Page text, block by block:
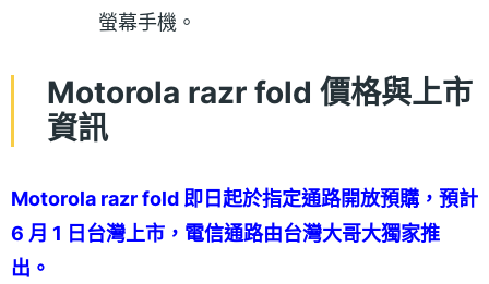
螢幕手機。
Motorola razr fold 價格與上市
資訊
Motorola razr fold 即日起於指定通路開放預購，預計
6 月 1 日台灣上市，電信通路由台灣大哥大獨家推
出。